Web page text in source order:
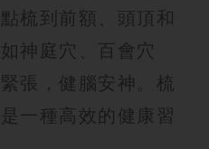
梳到前額、頭頂和
神庭穴、百會穴
張，健腦安神。梳
一種高效的健康習